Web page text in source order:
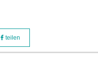
teilen